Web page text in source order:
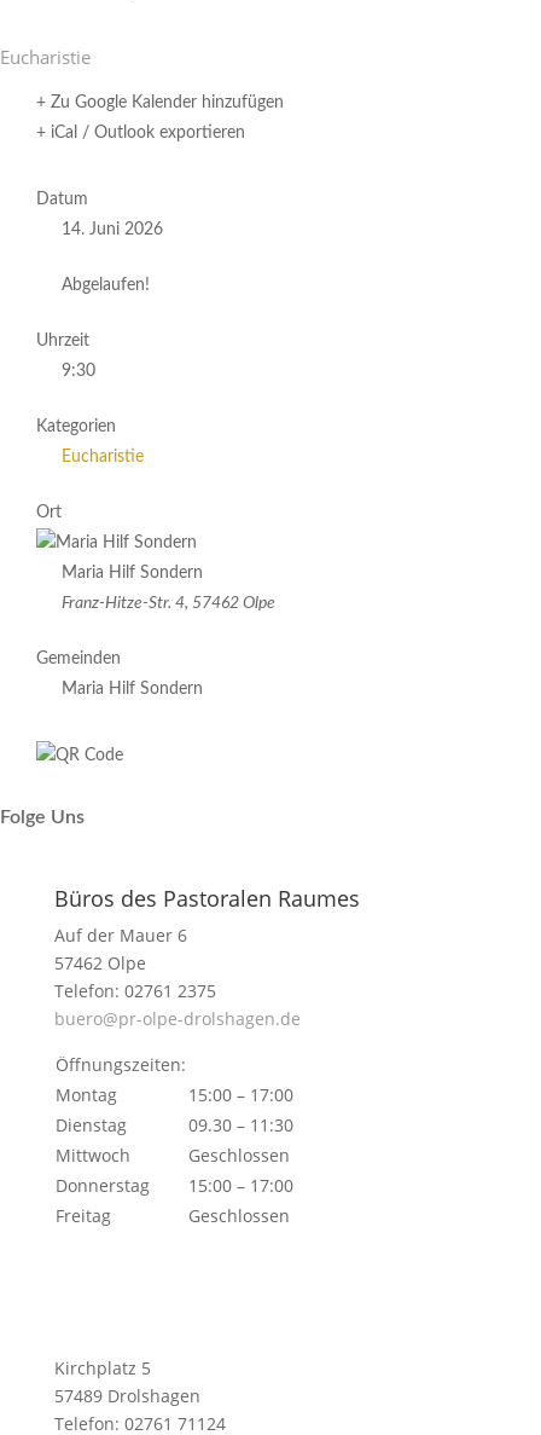
Eucha­ristie
+ Zu Google Kalender hinzufügen
+ iCal / Outlook exportieren
Datum
14. Juni 2026
Abgelaufen!
Uhrzeit
9:30
Kategorien
Eucharistie
Ort
Maria Hilf Sondern
Franz-Hitze-Str. 4, 57462 Olpe
Gemeinden
Maria Hilf Sondern
Folge Uns
Büros des Pastoralen Raumes
Auf der Mauer 6
57462 Olpe
Telefon: 02761 2375
buero@pr-olpe-drolshagen.de
Öffnungszeiten:
Montag
15:00 – 17:00
Dienstag
09.30 – 11:30
Mittwoch
Geschlossen
Donnerstag
15:00 – 17:00
Freitag
Geschlossen
Kirchplatz 5
57489 Drolshagen
Telefon: 02761 71124